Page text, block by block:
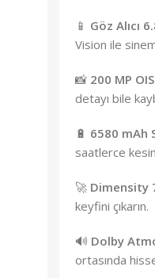
📱 Göz Alıcı
Vision ile
📸 200 MP
detayı bile
🔋 6580 mAh
saatlerce
🚀 Dimensity
keyfini çıkarın.
🔊 Dolby
ortasında